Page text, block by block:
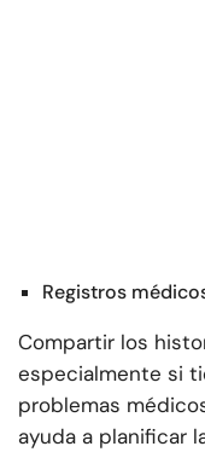
Registros
Compartir los
especialmente si
problemas
ayuda a planificar